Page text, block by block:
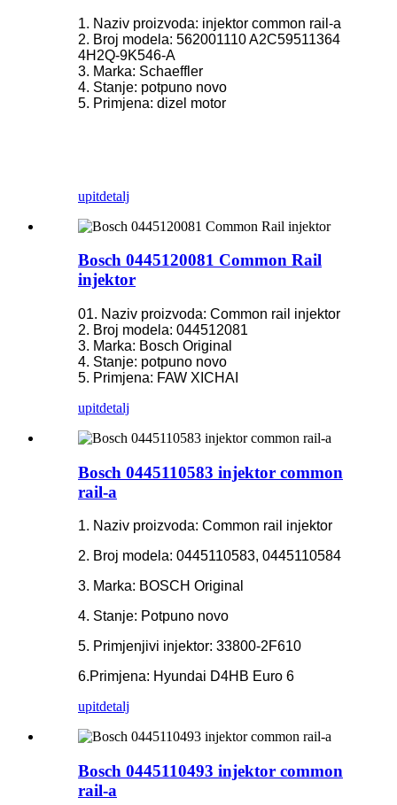
1. Naziv proizvoda: injektor common rail-a
2. Broj modela: 562001110 A2C59511364
4H2Q-9K546-A
3. Marka: Schaeffler
4. Stanje: potpuno novo
5. Primjena: dizel motor
upitdetalj
Bosch 0445120081 Common Rail
injektor
01. Naziv proizvoda: Common rail injektor
2. Broj modela: 044512081
3. Marka: Bosch Original
4. Stanje: potpuno novo
5. Primjena: FAW XICHAI
upitdetalj
Bosch 0445110583 injektor common
rail-a
1. Naziv proizvoda: Common rail injektor
2. Broj modela: 0445110583, 0445110584
3. Marka: BOSCH Original
4. Stanje: Potpuno novo
5. Primjenjivi injektor: 33800-2F610
6.Primjena: Hyundai D4HB Euro 6
upitdetalj
Bosch 0445110493 injektor common
rail-a